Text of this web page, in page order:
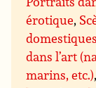
érotique,
dans l’art
marins, etc.)